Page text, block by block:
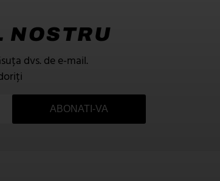
NOSTRU
dvs. de e-mail.
ABONATI-VA